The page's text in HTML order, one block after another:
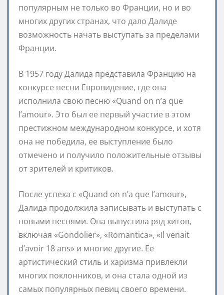
популярным не только во Франции, но и во
многих других странах, что дало Далиде
возможность начать выступать за пределами
Франции.
В 1957 году Далида представила Францию на
конкурсе песни Евровидение, где она
исполнила свою песню «Quand on n’a que
l’amour». Это был ее первый участие в этом
престижном международном конкурсе, и хотя
она не победила, ее выступление было
отмечено и получило положительные отзывы
от зрителей и критиков.
После успеха с «Quand on n’a que l’amour»,
Далида продолжила записывать и выступать с
новыми песнями. Она выпустила ряд хитов,
включая «Gondolier», «Romantica», «Il venait
d’avoir 18 ans» и многие другие. Ее
артистический стиль и харизма привлекли
многих поклонников, и она стала одной из
самых популярных певиц своего времени.